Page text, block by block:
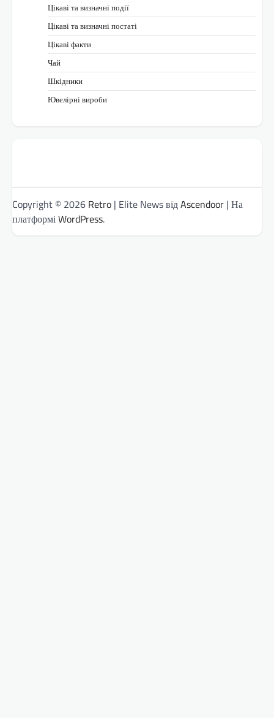
Цікаві та визначні події
Цікаві та визначні постаті
Цікаві факти
Чай
Шкідники
Ювелірні вироби
Copyright © 2026 Retro | Elite News відAscendoor | На
платформіWordPress.